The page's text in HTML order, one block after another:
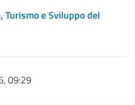
e Sviluppo del
09:29